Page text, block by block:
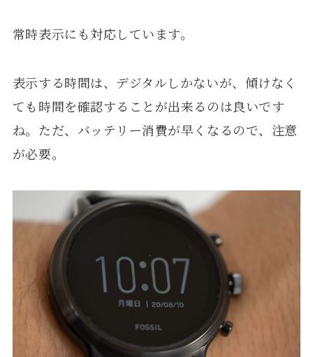
常時表示にも対応しています。
表示する時間は、デジタルしかないが、傾けなく
ても時間を確認することが出来るのは良いです
ね。ただ、バッテリー消費が早くなるので、注意
が必要。